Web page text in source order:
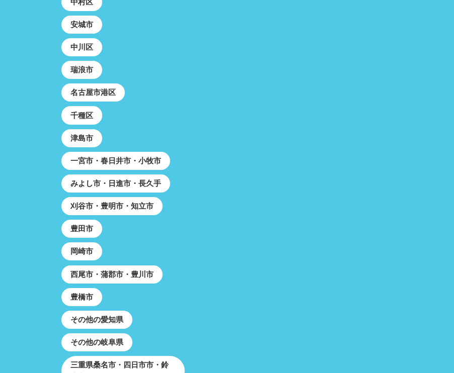
中村区
安城市
中川区
瑞浪市
名古屋市港区
千種区
津島市
一宮市・春日井市・小牧市
みよし市・日進市・長久手
刈谷市・豊明市・知立市
豊田市
岡崎市
西尾市・蒲郡市・豊川市
豊橋市
その他の愛知県
その他の岐阜県
三重県桑名市・四日市市・鈴